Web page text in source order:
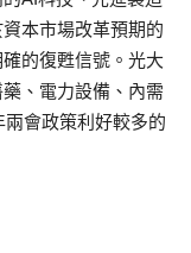
本市場改革預期的
的復甦信號。光大
、電力設備、內需
會政策利好較多的